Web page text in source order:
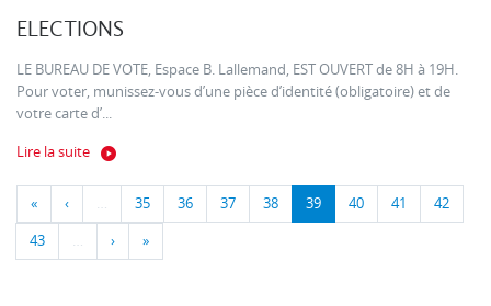
ELECTIONS
LE BUREAU DE VOTE, Espace B. Lallemand, EST OUVERT de 8H à 19H.
Pour voter, munissez-vous d’une pièce d’identité (obligatoire) et de
votre carte d’...
Lire la suite
« ‹ … 35 36 37 38 39 40 41 42
43 … › »